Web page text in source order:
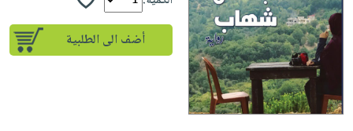
إختياراتنا
كتب
أكاديمية
صندوق
القراءة
iKitab
بلا
حدود
أسئلة
يتكرر
أسئلة
يتكرر
طرحها
تحميل
masmu3
على
المواضيع
الأكثر
مبيعاً
وسائل
تعليمية
تعليمية
الصحة
والعناية
الشخصية
أضف الى الطلبية